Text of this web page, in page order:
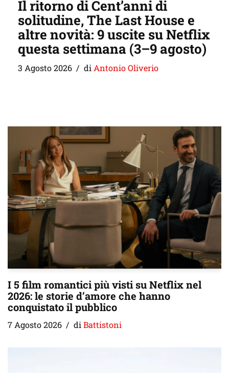
Il ritorno di Cent’anni di
solitudine, The Last House e
altre novità: 9 uscite su Netflix
questa settimana (3–9 agosto)
3 Agosto 2026 di Antonio Oliverio
I 5 film romantici più visti su Netflix nel
2026: le storie d’amore che hanno
conquistato il pubblico
7 Agosto 2026 diBattistoni